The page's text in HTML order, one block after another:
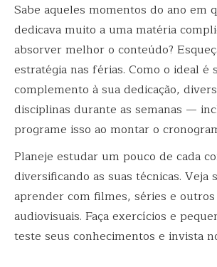
Sabe aqueles momentos do ano em
dedicava muito a uma matéria
absorver melhor o conteúdo?
estratégia nas férias. Como o ideal é
complemento à sua dedicação,
disciplinas durante as semanas —
programe isso ao montar o
Planeje estudar um pouco de cada
diversificando as suas técnicas. Veja
aprender com filmes, séries e
audiovisuais. Faça exercícios e
teste seus conhecimentos e invista